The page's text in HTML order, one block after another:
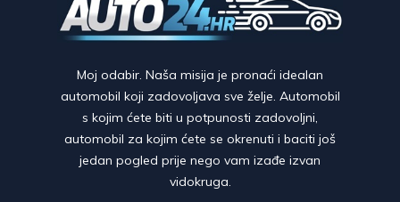
Moj odabir. Naša misija je pronaći idealan
automobil koji zadovoljava sve želje. Automobil
s kojim ćete biti u potpunosti zadovoljni,
automobil za kojim ćete se okrenuti i baciti još
jedan pogled prije nego vam izađe izvan
vidokruga.